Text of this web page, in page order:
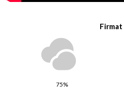
Firmat
75%